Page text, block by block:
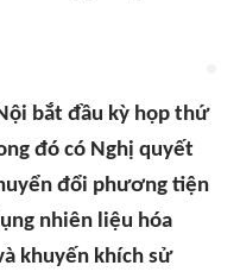
bắt đầu kỳ họp thứ
đó có Nghị quyết
đổi phương tiện
nhiên liệu hóa
khuyến khích sử